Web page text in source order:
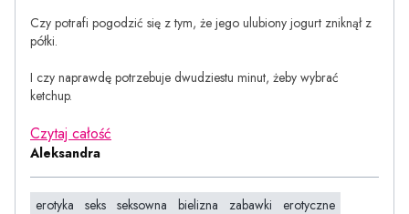
Czy potrafi pogodzić się z tym, że jego ulubiony jogurt zniknął z
półki.
I czy naprawdę potrzebuje dwudziestu minut, żeby wybrać
ketchup.
Czytaj całość
Aleksandra
erotyka seks seksowna bielizna zabawki
erotyczne